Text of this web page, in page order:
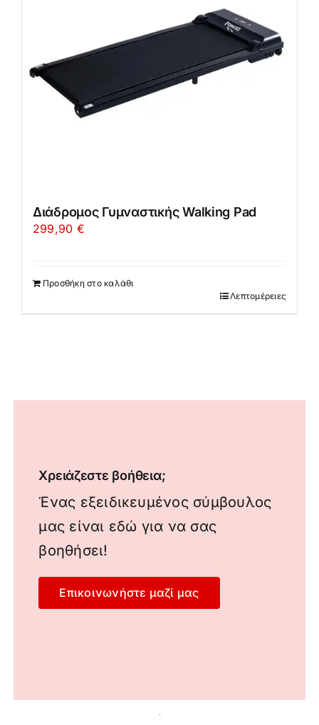
Διάδρομος Γυμναστικής Walking Pad
299,90 €
Προσθήκη στο καλάθι
Λεπτομέρειες
Χρειάζεστε βοήθεια;
Ένας εξειδικευμένος σύμβουλος
μας είναι εδώ για να σας
βοηθήσει!
Επικοινωνήστε μαζί μας